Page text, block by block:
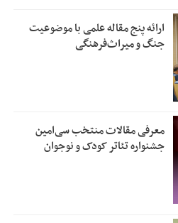
ارائه پنج مقاله علمی با موضوعیت
جنگ و میراث‌فرهنگی
معرفی مقالات منتخب سی‌امین
جشنواره تئاتر کودک و نوجوان